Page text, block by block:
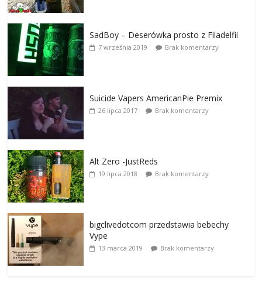
SadBoy – Deserówka prosto z Filadelfii
7 września 2019 Brak komentarzy
Suicide Vapers AmericanPie Premix
26 lipca 2017 Brak komentarzy
Alt Zero -JustReds
19 lipca 2018 Brak komentarzy
bigclivedotcom przedstawia bebechy
Vype
13 marca 2019 Brak komentarzy